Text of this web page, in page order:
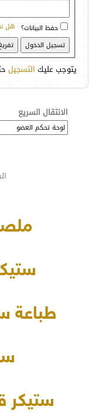
هل حفظ البيانات؟
يتوجب عليك التسجيل
الانتقال السريع
طباعة
ستيكر